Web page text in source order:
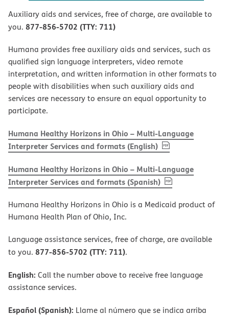
Auxiliary aids and services, free of charge, are available to
you. 877-856-5702 (TTY: 711)
Humana provides free auxiliary aids and services, such as
qualified sign language interpreters, video remote
interpretation, and written information in other formats to
people with disabilities when such auxiliary aids and
services are necessary to ensure an equal opportunity to
participate.
Humana Healthy Horizons in Ohio – Multi-Language
Interpreter Services and formats (English), PDF(opens in new
Humana Healthy Horizons in Ohio – Multi-Language
Interpreter Services and formats (Spanish), PDF(opens in new
Humana Healthy Horizons in Ohio is a Medicaid product of
Humana Health Plan of Ohio, Inc.
Language assistance services, free of charge, are available
to you. 877-856-5702 (TTY: 711).
English: Call the number above to receive free language
assistance services.
Español (Spanish): Llame al número que se indica arriba